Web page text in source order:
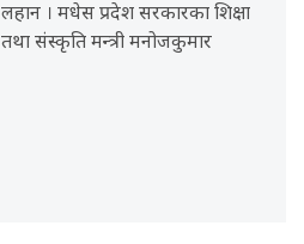
लहान । मधेस प्रदेश सरकारका शिक्षा
तथा संस्कृति मन्त्री मनोजकुमार